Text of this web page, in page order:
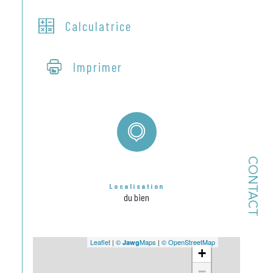
CONTACT
Calculatrice
Imprimer
Localisation
du bien
+
Leaflet | © JawgMaps | © OpenStreetMap